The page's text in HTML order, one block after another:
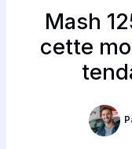
Mash
cette